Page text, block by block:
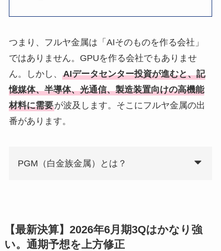
つまり、フルヤ金属は「AIそのものを作る会社」
ではありません。GPUを作る会社でもありませ
ん。しかし、 AIデータセンター投資が進むと、記
憶媒体、半導体、光通信、製造装置向けの高機能
材料に需要が波及します。そこにフルヤ金属の出
番があります。
PGM（白金族金属）とは？
【最新決算】2026年6月期3Qはかなり強
い。通期予想を上方修正